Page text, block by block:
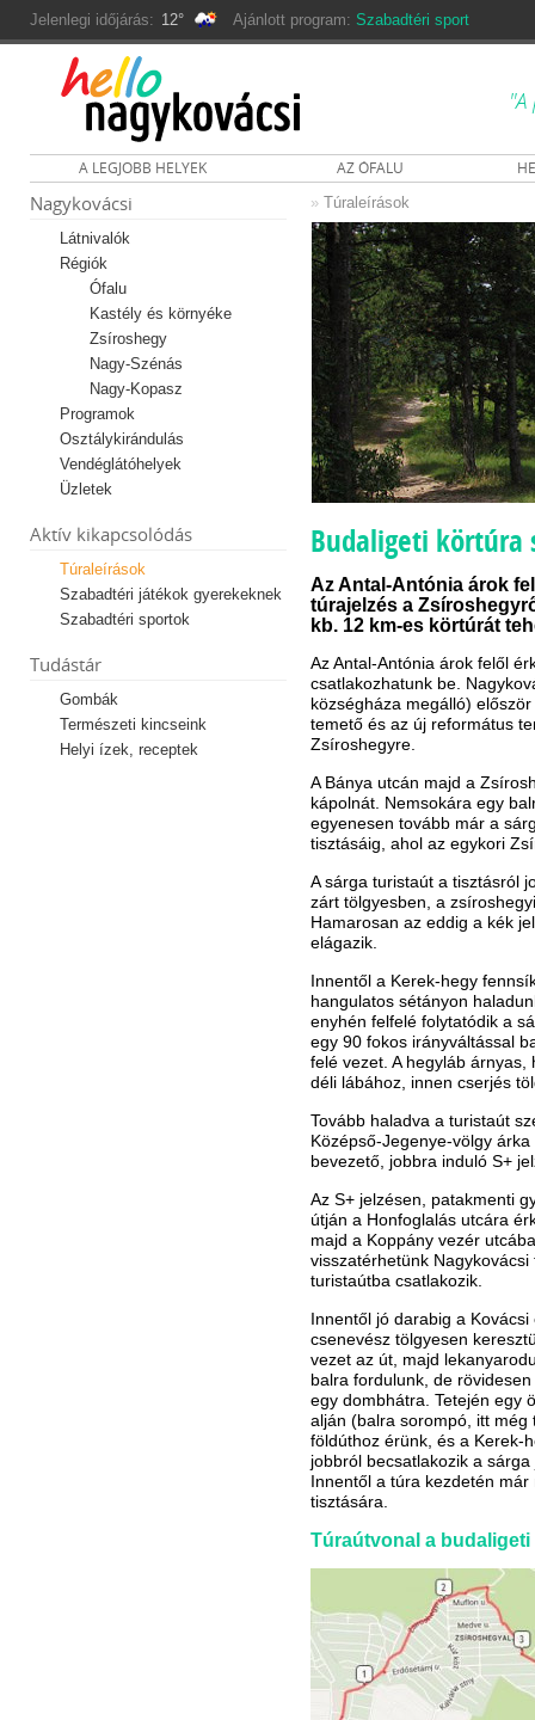
Jelenlegi időjárás: 12° Ajánlott program: Szabadtéri sport
A LEGJOBB HELYEK AZ ÓFALU
Nagykovácsi
Látnivalók
Régiók
Ófalu
Kastély és környéke
Zsíroshegy
Nagy-Szénás
Nagy-Kopasz
Programok
Osztálykirándulás
Vendéglátóhelyek
Üzletek
Aktív kikapcsolódás
Túraleírások
Szabadtéri játékok gyerekeknek
Szabadtéri sportok
Tudástár
Gombák
Természeti kincseink
Helyi ízek, receptek
» Túraleírások
Budaligeti körtúra
Az Antal-Antónia árok
túrajelzés a
kb. 12 km-es körtúrát
Az Antal-Antónia árok felől
csatlakozhatunk be.
községháza megálló)
temető és az új református
Zsíroshegyre.
A Bánya utcán majd a
kápolnát. Nemsokára egy
egyenesen tovább már a
tisztásáig, ahol az egykori
A sárga turistaút a tisztásról
zárt tölgyesben, a
Hamarosan az eddig a kék
elágazik.
Innentől a Kerek-hegy
hangulatos sétányon
enyhén felfelé folytatódik a
egy 90 fokos irányváltással
felé vezet. A hegyláb
déli lábához, innen cserjés
Tovább haladva a turistaút
Középső-Jegenye-völgy
bevezető, jobbra induló S+
Az S+ jelzésen, patakmenti
útján a Honfoglalás utcára
majd a Koppány vezér
visszatérhetünk
turistaútba csatlakozik.
Innentől jó darabig a
csenevész tölgyesen
vezet az út, majd
balra fordulunk, de
egy dombhátra. Tetején egy
alján (balra sorompó, itt
földúthoz érünk, és a Kerek-
jobbról becsatlakozik a
Innentől a túra kezdetén
tisztására.
Túraútvonal a